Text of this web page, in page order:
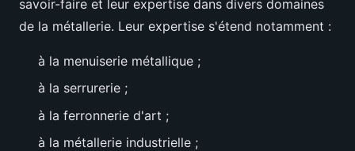
savoir-faire et leur expertise dans divers domaines
de la métallerie. Leur expertise s'étend notamment :
à la menuiserie métallique ;
à la serrurerie ;
à la ferronnerie d'art ;
à la métallerie industrielle ;